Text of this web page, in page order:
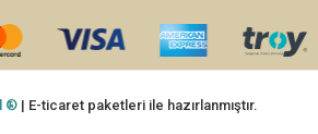
® | E-ticaret paketleri ile hazırlanmıştır.